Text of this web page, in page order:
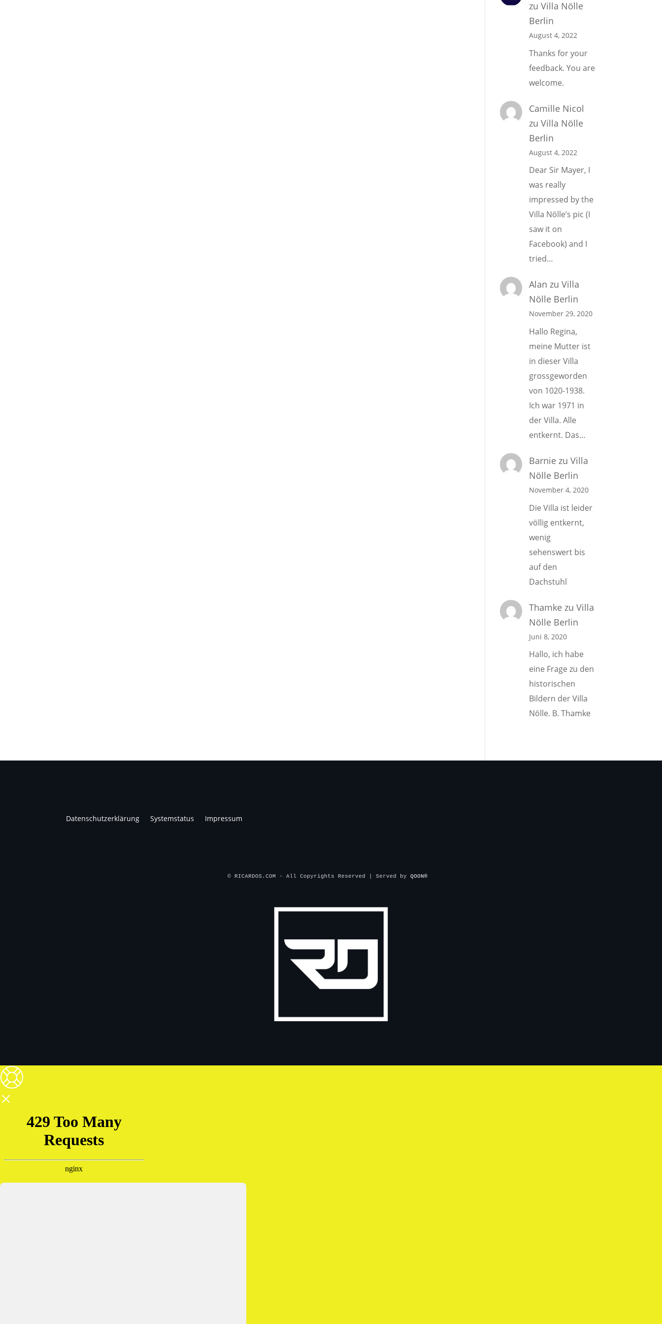
zu Villa Nölle
Berlin
August 4, 2022
Thanks for your
feedback. You are
welcome.
Camille Nicol
zu Villa Nölle
Berlin
August 4, 2022
Dear Sir Mayer, I
was really
impressed by the
Villa Nölle’s pic (I
saw it on
Facebook) and I
tried…
Alan zu Villa
Nölle Berlin
November 29, 2020
Hallo Regina,
meine Mutter ist
in dieser Villa
grossgeworden
von 1020-1938.
Ich war 1971 in
der Villa. Alle
entkernt. Das…
Barniezu Villa
Nölle Berlin
November 4, 2020
Die Villa ist leider
völlig entkernt,
wenig
sehenswert bis
auf den
Dachstuhl
Thamkezu Villa
Nölle Berlin
Juni 8, 2020
Hallo, ich habe
eine Frage zu den
historischen
Bildern der Villa
Nölle. B. Thamke
Datenschutzerklärung Systemstatus Impressum
© RICARDOS.COM - All Copyrights Reserved | Served by QOON®